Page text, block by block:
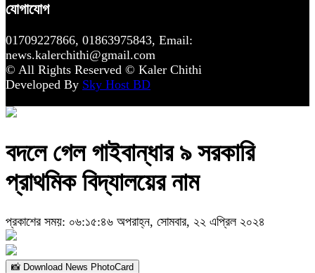
যোগাযোগ
01709227866, 01863975843, Email:
news.kalerchithi@gmail.com
© All Rights Reserved © Kaler Chithi
Developed By Sky Host BD
বদলে গেল গাইবান্ধার ৯ সরকারি
প্রাথমিক বিদ্যালয়ের নাম
প্রকাশের সময়: ০৬:১৫:৪৬ অপরাহ্ন, সোমবার, ২২ এপ্রিল ২০২৪
📸 Download News PhotoCard